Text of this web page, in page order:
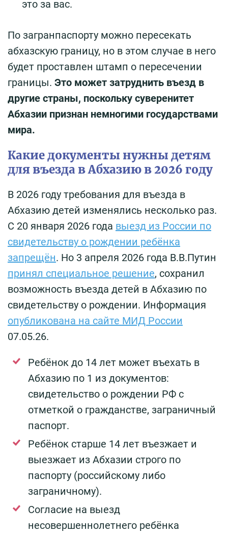
это за вас.
По загранпаспорту можно пересекать
абхазскую границу, но в этом случае в него
будет проставлен штамп о пересечении
границы. Это может затруднить въезд в
другие страны, поскольку суверенитет
Абхазии признан немногими государствами
мира.
Какие документы нужны детям
для въезда в Абхазию в 2026 году
В 2026 году требования для въезда в
Абхазию детей изменялись несколько раз.
С 20 января 2026 года выезд из России по
свидетельству о рождении ребёнка
запрещён. Но 3 апреля 2026 года В.В.Путин
принял специальное решение, сохранил
возможность въезда детей в Абхазию по
свидетельству о рождении. Информация
опубликована на сайте МИД России
07.05.26.
Ребёнок до 14 лет может въехать в
Абхазию по 1 из документов:
свидетельство о рождении РФ с
отметкой о гражданстве, заграничный
паспорт.
Ребёнок старше 14 лет въезжает и
выезжает из Абхазии строго по
паспорту (российскому либо
заграничному).
Согласие на выезд
несовершеннолетнего ребёнка